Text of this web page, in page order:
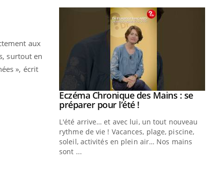
aux
surtout en
», écrit
de type 2
les soignants.
Youtube
Eczéma Chronique des Mains : se
préparer pour l’été !Youtube
L'été arrive… et avec lui, un tout nouveau
rythme de vie ! Vacances, plage, piscine,
soleil, activités en plein air… Nos mains
sont ...